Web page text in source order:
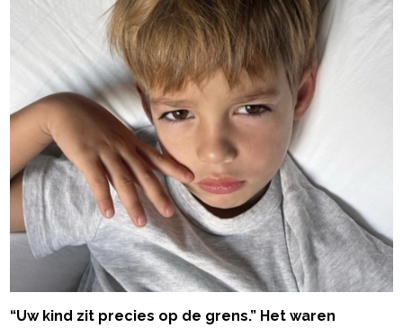
“Uw kind zit precies op de grens.” Het waren